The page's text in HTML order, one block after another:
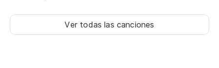
Ver todas las canciones